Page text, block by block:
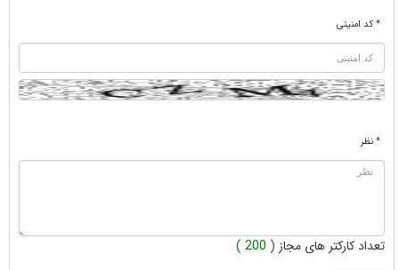
* کد امنیتی
* نظر
تعداد کارکتر های مجاز ( 200 )